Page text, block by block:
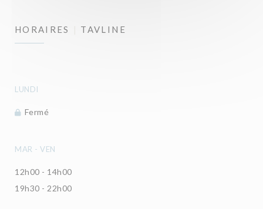
HORAIRES TAVLINE
LUNDI
Fermé
MAR - VEN
12h00 - 14h00
19h30 - 22h00